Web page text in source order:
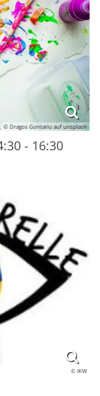
© Dragos Gontariu auf unsplash
- 16:30
© IKW